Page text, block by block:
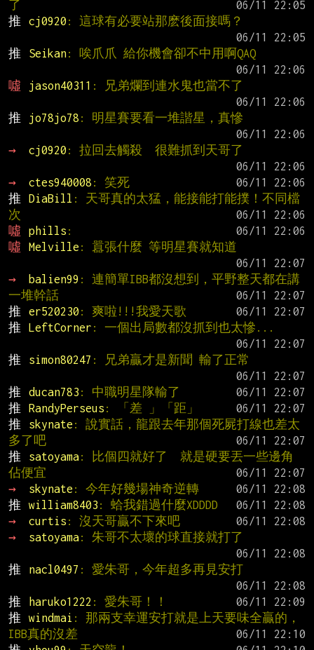
了
推
cj0920 : 這球有必要站那麽後面接嗎？
推
Seikan: 唉爪爪 給你機會卻不中用啊QAQ
噓
jason40311 : 兄弟爛到連水鬼也當不了
推
jo78jo78 : 明星賽要看一堆諧星，真慘
→
cj0920 : 拉回去觸殺  很難抓到天哥了
→
ctes940008 : 笑死
推
DiaBill : 天哥真的太猛，能接能打能撲！不同檔
次
噓
phills :
噓
Melville : 囂張什麼 等明星賽就知道
→
balien99 : 連簡單IBB都沒想到，平野整天都在講
一堆幹話
推
er520230 : 爽啦!!!我愛天歌
推
LeftCorner : 一個出局數都沒抓到也太慘...
推
simon80247 : 兄弟贏才是新聞 輸了正常
推
ducan783 : 中職明星隊輸了
推
RandyPerseus : 「差 」「距」
推
skynate : 說實話，龍跟去年那個死屍打線也差太
多了吧
推
satoyama: 比個四就好了  就是硬要丟一些邊角
佔便宜
→
skynate : 今年好幾場神奇逆轉
推
william8403 : 蛤我錯過什麼XDDDD
→
curtis : 沒天哥贏不下來吧
→
satoyama: 朱哥不太壞的球直接就打了
推
nacl0497 : 愛朱哥，今年超多再見安打
推
haruko1222 : 愛朱哥！！
推
windmai : 那兩支幸運安打就是上天要味全贏的，
IBB真的沒差